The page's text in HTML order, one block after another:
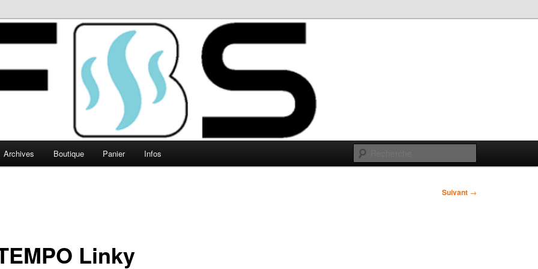
Archives Boutique Panier Infos
Suivant →
Linky